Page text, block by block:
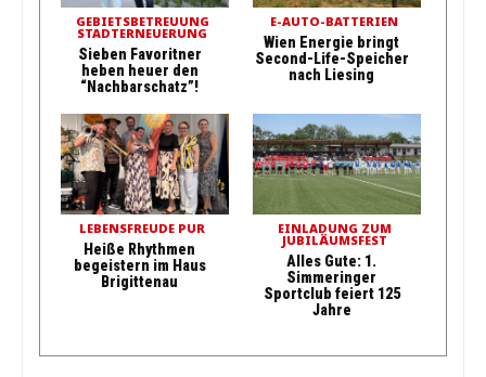
GEBIETSBETREUUNG
STADTERNEUERUNG
Sieben Favoritner
heben heuer den
“Nachbarschatz”!
E-AUTO-BATTERIEN
Wien Energie bringt
Second-Life-Speicher
nach Liesing
LEBENSFREUDE PUR
Heiße Rhythmen
begeistern im Haus
Brigittenau
EINLADUNG ZUM
JUBILÄUMSFEST
Alles Gute: 1.
Simmeringer
Sportclub feiert 125
Jahre